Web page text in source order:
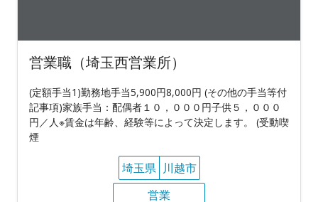
営業職（埼玉西営業所）
(定額手当1)勤務地手当5,900円8,000円 (その他の手当等付
記事項)家族手当：配偶者１０，０００円子供５，０００
円／人※賃金は年齢、経験等によって決定します。 (受動喫
煙
埼玉県 川越市
営業